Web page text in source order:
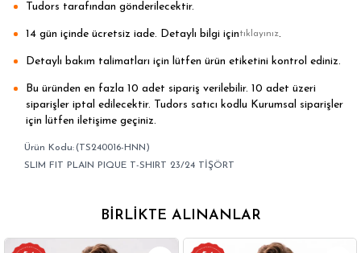
Tudors tarafından gönderilecektir.
14 gün içinde ücretsiz iade. Detaylı bilgi içintıklayınız.
Detaylı bakım talimatları için lütfen ürün etiketini kontrol ediniz.
Bu üründen en fazla 10 adet sipariş verilebilir. 10 adet üzeri
siparişler iptal edilecektir. Tudors satıcı kodlu Kurumsal siparişler
için lütfen iletişime geçiniz.
(TS240016-HNN)
SLIM FIT PLAIN PIQUE T-SHIRT 23/24 TİŞÖRT
BIRLIKTE ALINANLAR